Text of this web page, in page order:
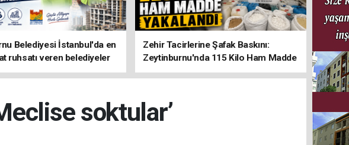
Belediyesi İstanbul'da en
ruhsatı veren belediyeler
Zehir Tacirlerine Şafak Baskını:
Zeytinburnu'nda 115 Kilo Ham Madde
Yakalandı
soktular’